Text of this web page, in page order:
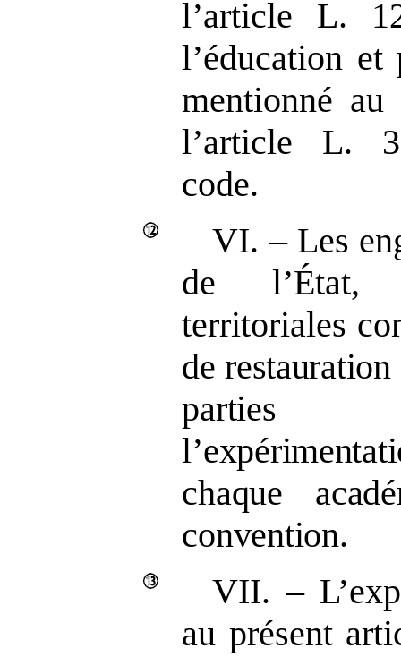
l’article L.
l’éducation
mentionné
l’article L.
code.
VI. – Les
de l’État,
territoriales
de
parties
chaque
convention.
VII. –
au présent